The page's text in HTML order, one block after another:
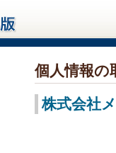
個人情報の
株式会社